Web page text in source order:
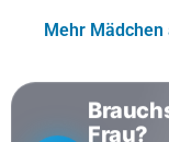
Mehr Mädchen
Frau?